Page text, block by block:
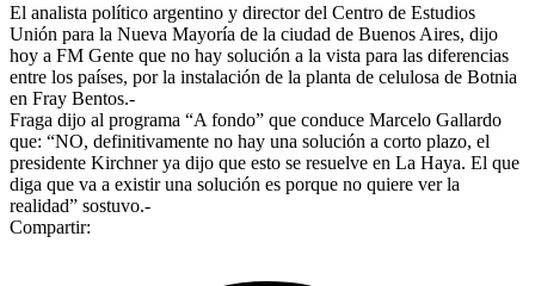
El analista político argentino y director del Centro de Estudios
Unión para la Nueva Mayoría de la ciudad de Buenos Aires, dijo
hoy a FM Gente que no hay solución a la vista para las diferencias
entre los países, por la instalación de la planta de celulosa de Botnia
en Fray Bentos.-
Fraga dijo al programa “A fondo” que conduce Marcelo Gallardo
que: “NO, definitivamente no hay una solución a corto plazo, el
presidente Kirchner ya dijo que esto se resuelve en La Haya. El que
diga que va a existir una solución es porque no quiere ver la
realidad” sostuvo.-
Compartir: